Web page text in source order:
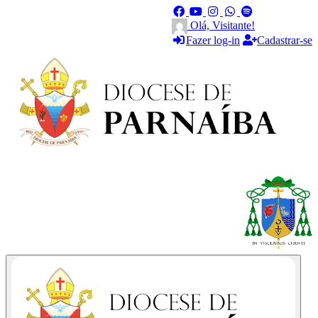
Olá, Visitante!
Fazer log-in
Cadastrar-se